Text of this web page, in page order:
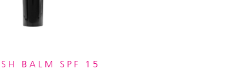
BALM SPF 15